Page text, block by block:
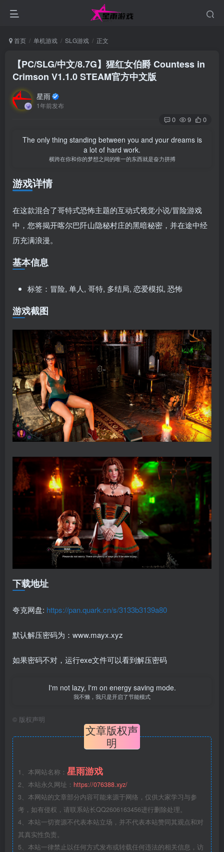
首页 单机游戏 SLG游戏 正文
【PC/SLG/中文/8.7G】猩红女伯爵 Countess in
Crimson V1.1.0 STEAM官方中文版
星雨
1年前发布
0 9 0
The only thing standing between you and your dreams is
a lot of hard work.
横跨在你和你的梦想之间的唯一的东西就是奋力拼搏
游戏详情
在这款混合了哥特式恐怖主题的互动式视觉小说/冒险游戏
中，您将揭开喀尔巴阡山隐秘村庄的黑暗秘密，并在途中经
历充满浪漫。
基本信息
标签：冒险, 单人, 哥特, 多结局, 恋爱模拟, 恐怖
游戏截图
下载地址
夸克网盘: https://pan.quark.cn/s/3133b3139a80
默认解压密码为：www.mayx.xyz
如果密码不对，运行exe文件可以看到解压密码
I'm not lazy, I'm on energy saving mode.
我不懒，我只是开启了节能模式
© 版权声明
文章版权声
明
1、本网站名称： 星雨游戏
2、本站永久网址： https://076388.xyz/
3、本网站的文章部分内容可能来源于网络，仅供大家学习与参
考，如有侵权，请联系站长QQ2606163456进行删除处理。
4、本站一切资源不代表本站立场，并不代表本站赞同其观点和对
其真实性负责。
5、本站一律禁止以任何方式发布或转载任何违法的相关信息，访